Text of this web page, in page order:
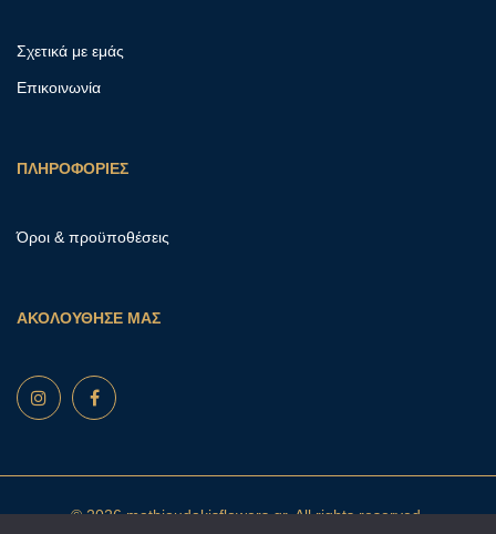
Σχετικά με εμάς
Επικοινωνία
ΠΛΗΡΟΦΟΡΙΕΣ
Όροι & προϋποθέσεις
ΑΚΟΛΟΥΘΗΣΕ ΜΑΣ
© 2026 mathioudakisflowers.gr. All rights reserved.